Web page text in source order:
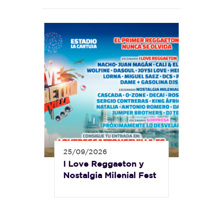
25/09/2026
I Love Reggaeton y
Nostalgia Milenial Fest